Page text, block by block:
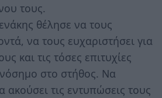
τους.
θέλησε να τους
να τους ευχαριστήσει για
και τις τόσες επιτυχίες
στο στήθος. Να
ακούσει τις εντυπώσεις τους